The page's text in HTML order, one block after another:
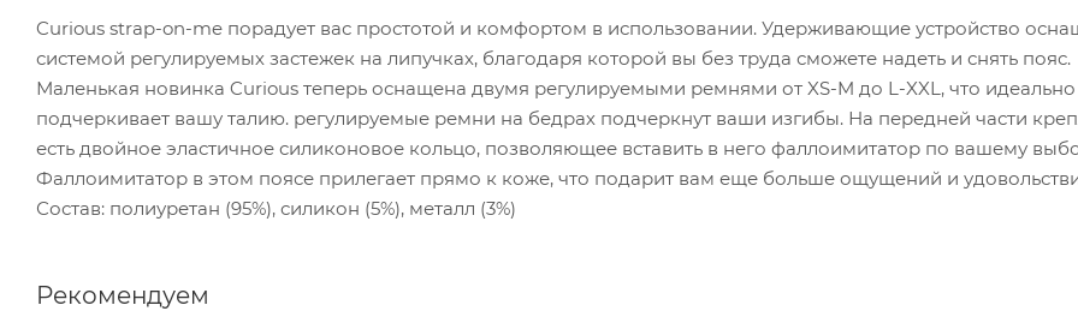
Curious strap-on-me порадует вас простотой и комфортом в использовании. Удерживающие устройство
системой регулируемых застежек на липучках, благодаря которой вы без труда сможете надеть и снять пояс.
Маленькая новинка Curious теперь оснащена двумя регулируемыми ремнями от XS-M до L-XXL, что идеально
подчеркивает вашу талию. регулируемые ремни на бедрах подчеркнут ваши изгибы. На передней части
есть двойное эластичное силиконовое кольцо, позволяющее вставить в него фаллоимитатор по вашему
Фаллоимитатор в этом поясе прилегает прямо к коже, что подарит вам еще больше ощущений и
Состав: полиуретан (95%), силикон (5%), металл (3%)
Рекомендуем